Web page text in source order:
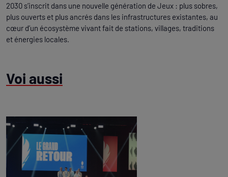
2030 s’inscrit dans une nouvelle génération de Jeux : plus sobres,
plus ouverts et plus ancrés dans les infrastructures existantes, au
cœur d’un écosystème vivant fait de stations, villages, traditions
et énergies locales.
Voi aussi